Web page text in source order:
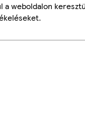
a weboldalon